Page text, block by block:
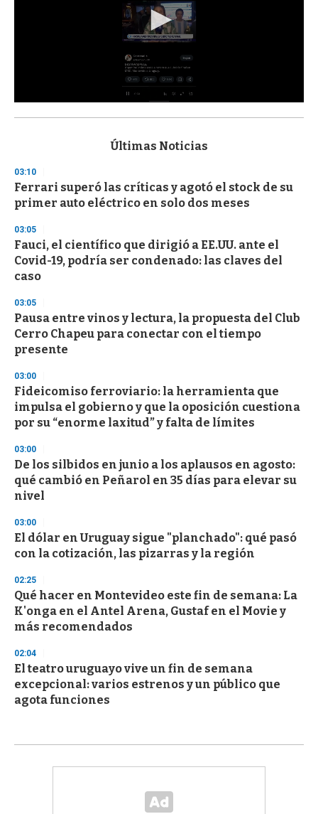
s
d
s
o
f
3
s
e
c
o
d
s
Últimas Noticias
03:10
Ferrari superó las críticas y agotó el stock de su
primer auto eléctrico en solo dos meses
03:05
Fauci, el científico que dirigió a EE.UU. ante el
Covid-19, podría ser condenado: las claves del
caso
03:05
Pausa entre vinos y lectura, la propuesta del Club
Cerro Chapeu para conectar con el tiempo
presente
03:00
Fideicomiso ferroviario: la herramienta que
impulsa el gobierno y que la oposición cuestiona
por su “enorme laxitud” y falta de límites
03:00
De los silbidos en junio a los aplausos en agosto:
qué cambió en Peñarol en 35 días para elevar su
nivel
03:00
El dólar en Uruguay sigue "planchado": qué pasó
con la cotización, las pizarras y la región
02:25
Qué hacer en Montevideo este fin de semana: La
K'onga en el Antel Arena, Gustaf en el Movie y
más recomendados
02:04
El teatro uruguayo vive un fin de semana
excepcional: varios estrenos y un público que
agota funciones